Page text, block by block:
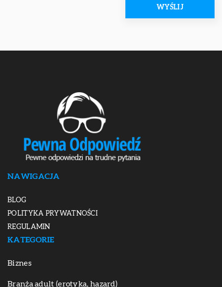
NAWIGACJA
BLOG
POLITYKA PRYWATNOŚCI
REGULAMIN
KATEGORIE
Biznes
Branża adult (erotyka, hazard)